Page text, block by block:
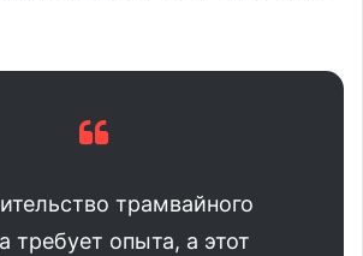
трамвайного
требует опыта, а этот